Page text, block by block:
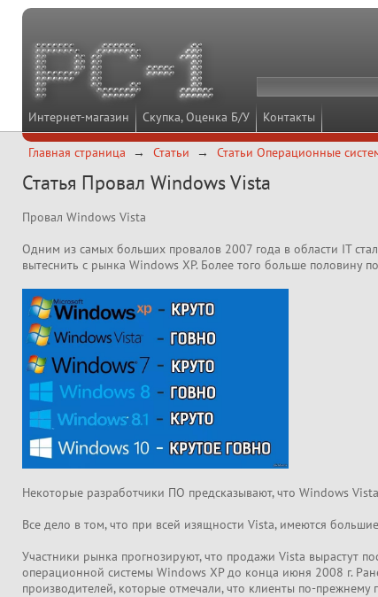
Интернет-магазин Скупка, Оценка Б/У Контакты
Главная страница Статьи Статьи Операционные
Статья Провал Windows Vista
Провал Windows Vista
Одним из самых больших провалов 2007 года в области IT
вытеснить с рынка Windows XP. Более того больше половину
Некоторые разработчики ПО предсказывают, что Windows
Все дело в том, что при всей изящности Vista, имеются
Участники рынка прогнозируют, что продажи Vista вырастут
операционной системы Windows XP до конца июня 2008 г.
производителей, которые отмечали, что клиенты по-